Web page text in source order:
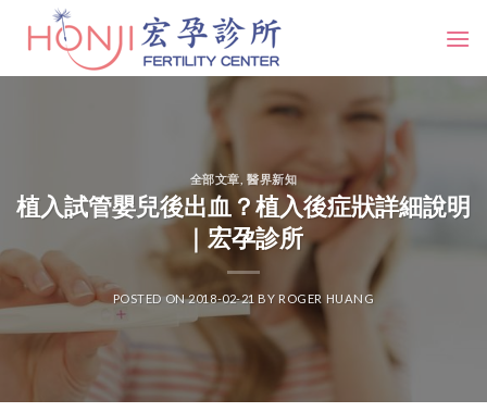
全部文章 ,醫界新知
植入試管嬰兒後出血？植入後症狀詳細說明
｜宏孕診所
POSTED ON2018-02-21 BY ROGER HUANG